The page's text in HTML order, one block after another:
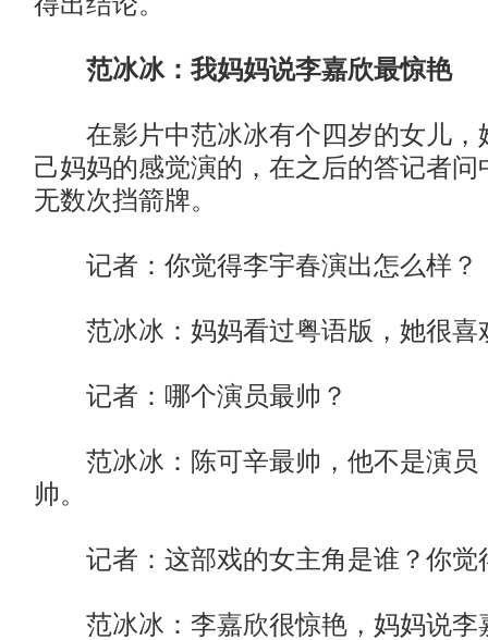
范冰冰：我妈妈说李嘉欣最惊艳
在影片中范冰冰有个四岁的女儿，
己妈妈的感觉演的，在之后的答记者问
无数次挡箭牌。
记者：你觉得李宇春演出怎么样？
范冰冰：妈妈看过粤语版，她很喜
记者：哪个演员最帅？
范冰冰：陈可辛最帅，他不是演员
帅。
记者：这部戏的女主角是谁？你觉
范冰冰：李嘉欣很惊艳，妈妈说李